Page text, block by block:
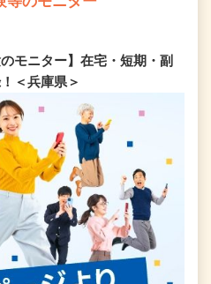
モニター】在宅・短期・副
＜兵庫県＞